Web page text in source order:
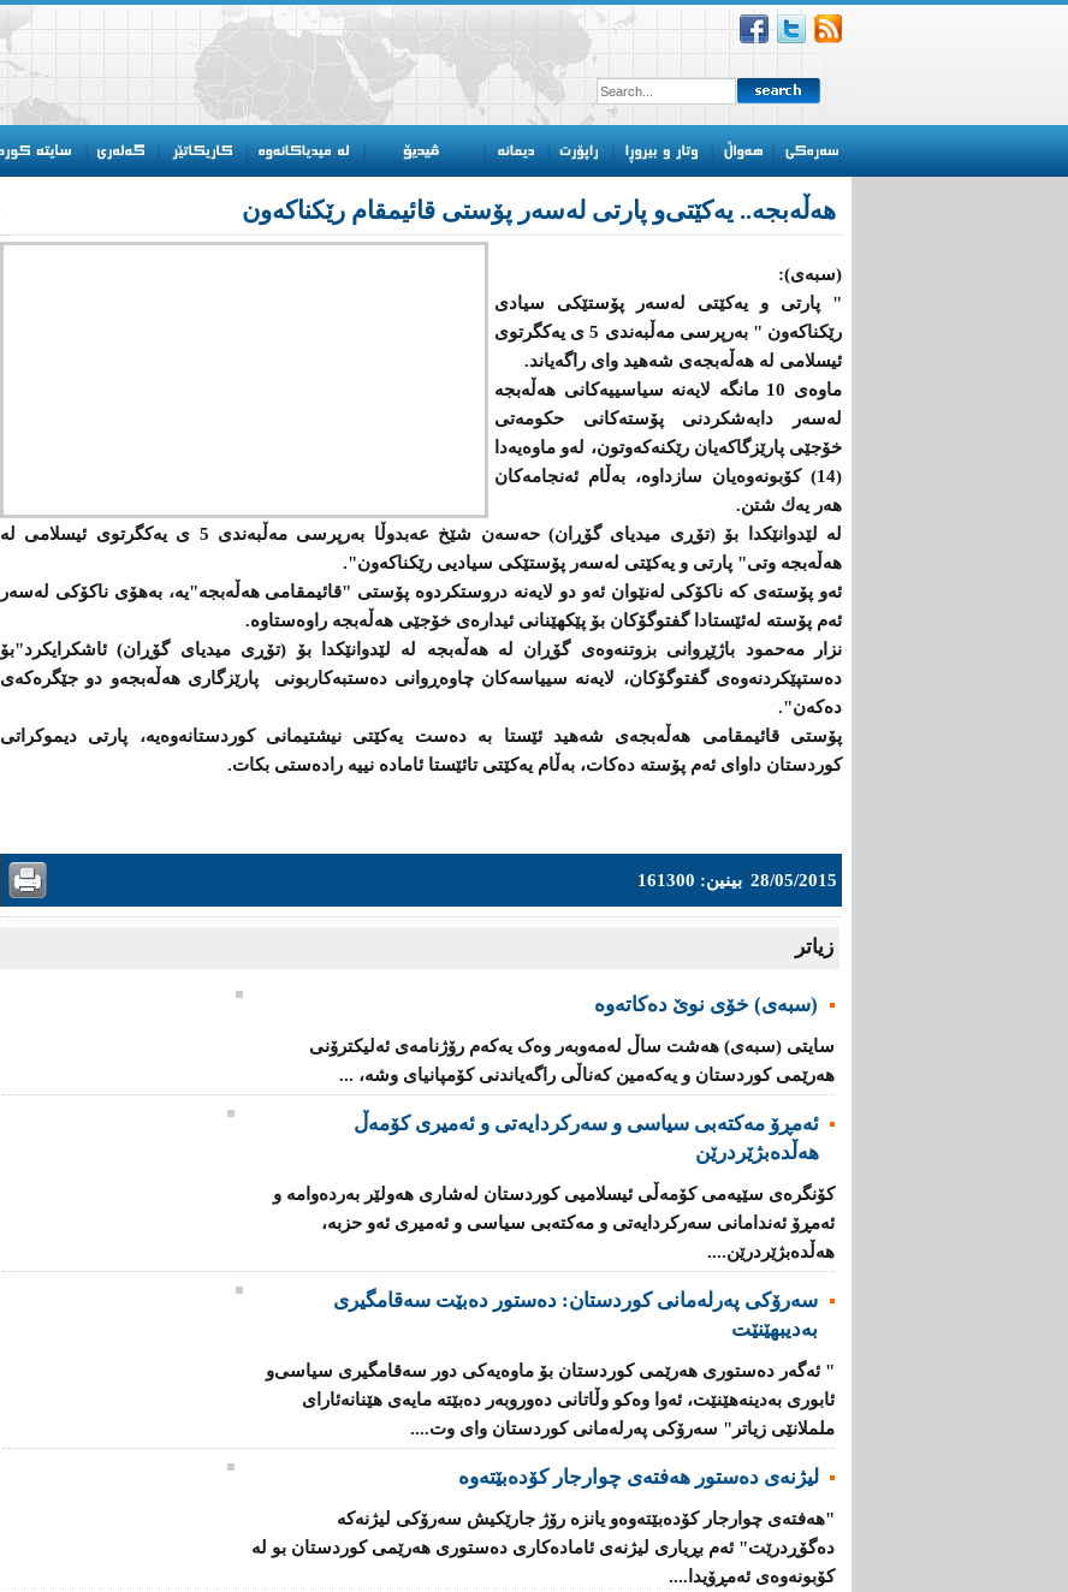
هەڵەبجە.. یەكێتی‌‌و پارتی‌ لەسەر پۆستی‌ قائیمقام رێكناكەون
(سبەی):
" پارتی‌ و یەكێتی‌ لەسەر پۆستێكی‌ سیادی‌
رێكناكەون " بەرپرسی‌ مەڵبەندی‌ 5 ی‌ یەكگرتوی‌
ئیسلامی لە هەڵەبجەی شەهید وای راگەیاند.
ماوەی‌ 10 مانگە لایەنە سیاسییەكانی‌ هەڵەبجە
لەسەر دابەشكردنی‌ پۆستەكانی‌ حكومەتی‌
خۆجێی‌ پارێزگاكەیان رێكنەكەوتون، لەو ماوەیەدا
(14) كۆبونەوەیان سازداوە، بەڵام ئەنجامەكان
هەر یەك شتن.
لە لێدوانێكدا بۆ (تۆڕی میدیای گۆڕان) حەسەن شێخ عەبدوڵا بەرپرسی‌ مەڵبەندی‌ 5 ی‌ یەكگرتوی‌ ئیسلامی لە
هەڵەبجە وتی" پارتی‌ و یەكێتی‌ لەسەر پۆستێكی‌ سیادیی‌ رێكناكەون".
ئەو پۆستەی كە ناكۆكی لەنێوان ئەو دو لایەنە دروستكردوە پۆستی "قائیمقامی هەڵەبجە"یە، بەهۆی ناكۆكی لەسەر
ئەم پۆستە لەئێستادا گفتوگۆكان بۆ پێكهێنانی ئیدارەی خۆجێی هەڵەبجە راوەستاوە.
نزار مەحمود باژێڕوانی بزوتنەوەی گۆڕان لە هەڵەبجە لە لێدوانێكدا بۆ (تۆڕی میدیای گۆڕان) ئاشكرایكرد"بۆ
دەستپێكردنەوەی‌ گفتوگۆكان،‌ لایەنە سییاسەكان چاوەڕوانی‌ دەستبەكاربونی‌ پارێزگاری‌ هەڵەبجەو دو جێگرەكەی‌
دەكەن".
پۆستی قائیمقامی هەڵەبجەی شەهید ئێستا بە دەست یەكێتی نیشتیمانی كوردستانەوەیە، پارتی دیموكراتی
كوردستان داوای ئەم پۆستە دەكات، بەڵام یەكێتی تائێستا ئامادە نییە رادەستی بكات.
28/05/2015 بینین: 161300
زیاتر
(سبەى) خۆى نوێ دەکاتەوە
سایتى (سبەى) هەشت ساڵ لەمەوبەر وەک یەکەم رۆژنامەى ئەلیکترۆنى
هەرێمى کوردستان و یه‌كه‌مین كه‌ناڵی‌ راگه‌یاندنی‌ كۆمپانیای‌ وشه‌، ...
ئه‌مڕۆ مه‌كته‌بی‌ سیاسی‌ و سه‌ركردایه‌تی‌ و ئه‌میری‌ كۆمه‌ڵ
هەڵدەبژێردرێن
كۆنگره‌ی‌ سێیه‌می‌ كۆمه‌ڵی‌ ئیسلامیی‌ كوردستان له‌شاری‌ هه‌ولێر به‌رده‌وامه‌ و
ئه‌مڕۆ ئه‌ندامانی‌ سه‌ركردایه‌تی‌ و مه‌كته‌بی‌ سیاسی‌ و ئه‌میری‌ ئه‌و حزبه‌،
هەڵدەبژێردرێن....
سەرۆكی پەرلەمانی كوردستان: دەستور دەبێت سەقامگیری
بەدیبهێنێت
" ئەگەر دەستوری هەرێمی كوردستان بۆ ماوەیەكی دور سەقامگیری سیاسی‌و
ئابوری بەدینەهێنێت، ئەوا وەكو وڵاتانی دەوروبەر دەبێتە مایەی هێنانەئارای
ململانێی زیاتر" سەرۆكی پەرلەمانی كوردستان وای وت....
لیژنەی دەستور هەفتەی چوارجار كۆدەبێتەوە
"هەفتەی چوارجار كۆدەبێتەوە‌و یانزە رۆژ جارێكیش سەرۆكی لیژنەكە
دەگۆڕدرێت" ئەم بڕیاری لیژنەی ئامادەكاری دەستوری هەرێمی كوردستان بو لە
كۆبونەوەی ئەمڕۆیدا....